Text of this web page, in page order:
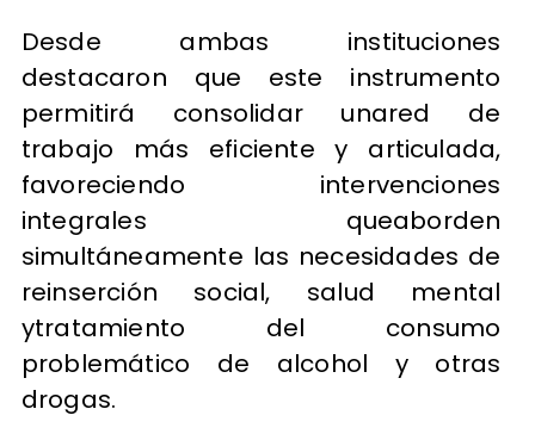
Desde ambas instituciones
destacaron que este instrumento
permitirá consolidar unared de
trabajo más eficiente y articulada,
favoreciendo intervenciones
integrales queaborden
simultáneamente las necesidades de
reinserción social, salud mental
ytratamiento del consumo
problemático de alcohol y otras
drogas.